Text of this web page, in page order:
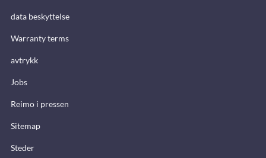
data beskyttelse
Warranty terms
avtrykk
Jobs
Reimo i pressen
Sitemap
Steder